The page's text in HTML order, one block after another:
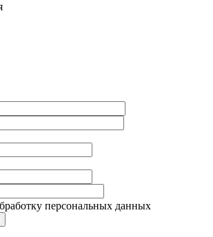
персональных данных